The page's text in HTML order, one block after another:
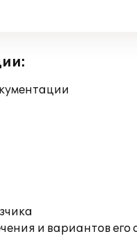
и вариантов